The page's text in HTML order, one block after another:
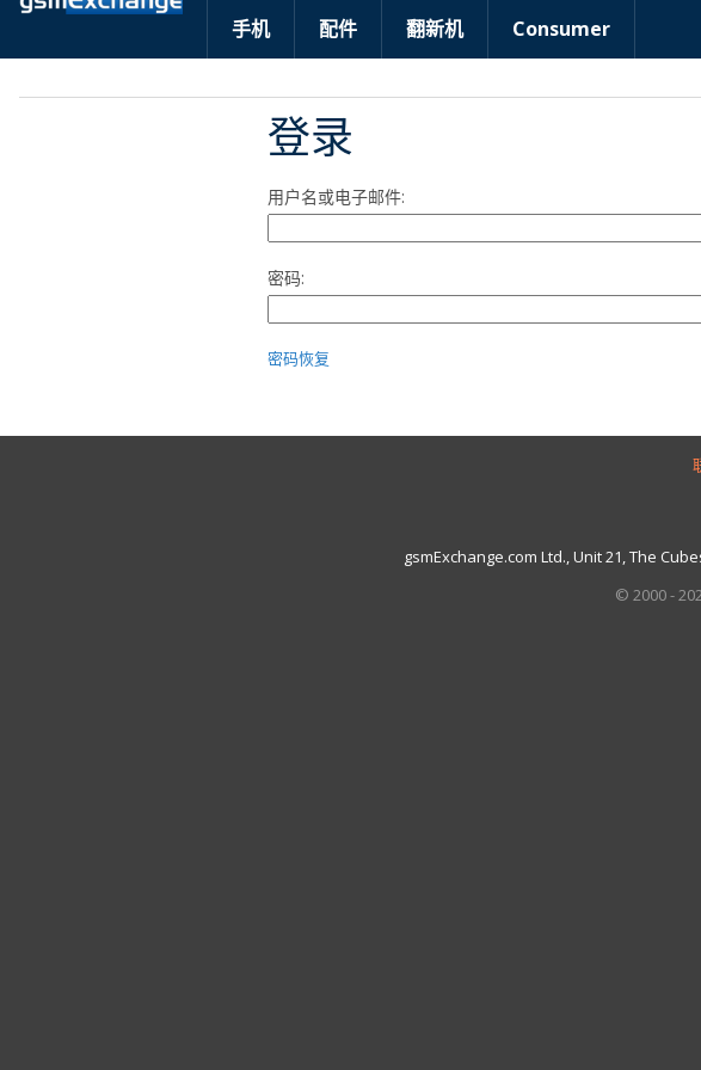
手机 配件 翻新机 Consumer
登录
用户名或电子邮件:
密码:
密码恢复
gsmExchange.com Ltd., Unit 21, The
© 2000 -